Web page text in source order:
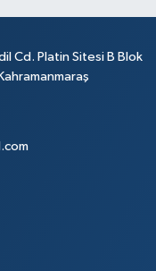
Cd. Platin Sitesi B Blok